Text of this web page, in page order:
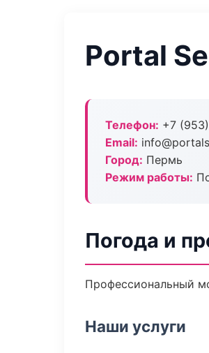
Portal
Телефон: +7
Email:
Город: Пермь
Режим работы:
Погода и
Профессиональный
Наши услуги